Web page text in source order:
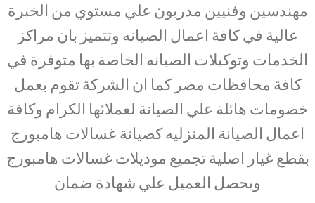
مهندسين وفنيين مدربون علي مستوي من الخبرة
عالية في كافة اعمال الصيانه وتتميز بان مراكز
الخدمات وتوكيلات الصيانه الخاصة بها متوفرة في
كافة محافظات مصر كما ان الشركة تقوم بعمل
خصومات هائلة علي الصيانة لعملائها الكرام وكافة
اعمال الصيانة المنزليه كصيانة غسالات هامبورج
بقطع غيار اصلية تجميع موديلات غسالات هامبورج
ويحصل العميل علي شهادة ضمان